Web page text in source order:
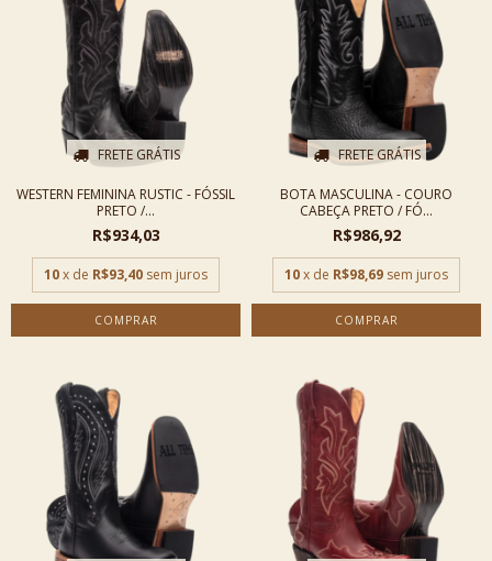
FRETE GRÁTIS
WESTERN FEMININA RUSTIC - FÓSSIL
PRETO /...
R$934,03
10x de R$93,40 sem juros
COMPRAR
FRETE GRÁTIS
BOTA MASCULINA - COURO
CABEÇA PRETO / FÓ...
R$986,92
10x de R$98,69 sem juros
COMPRAR